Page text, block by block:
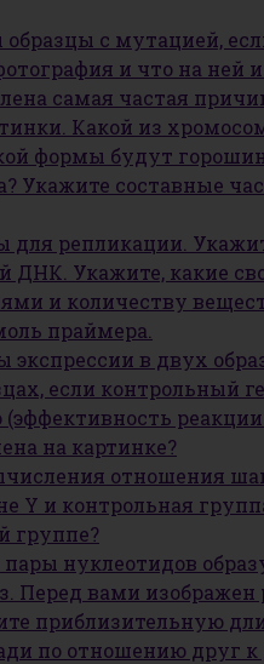
с мутацией,
и что на ней
самая частая
Какой из
формы будут
Укажите составные
репликации.
ДНК. Укажите, какие
и количеству
праймера.
в двух
если контрольный
реакции
на картинке?
отношения
Y и контрольная
группе?
нуклеотидов
вами изображен
приблизительную
по отношению друг